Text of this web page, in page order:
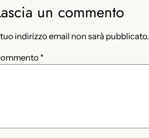
un commento
indirizzo email non sarà pubblicato.
*